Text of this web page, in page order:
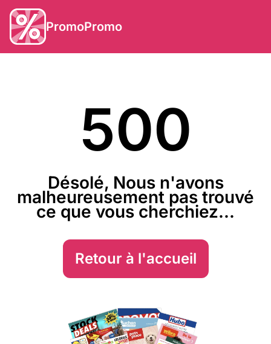
PromoPromo
500
Désolé, Nous n'avons
malheureusement pas trouvé
ce que vous cherchiez...
Retour à l'accueil